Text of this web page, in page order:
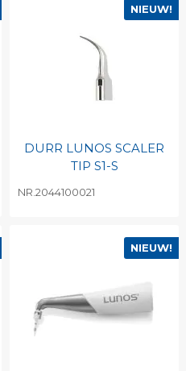
NIEUW!
DURR LUNOS SCALER
TIP S1-S
NR.2044100021
NIEUW!